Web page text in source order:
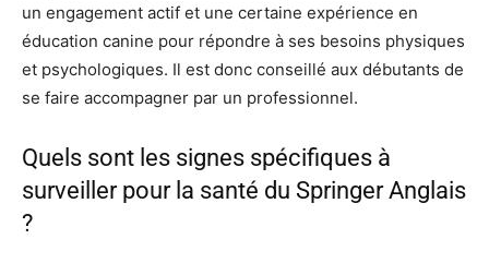
un engagement actif et une certaine expérience en
éducation canine pour répondre à ses besoins physiques
et psychologiques. Il est donc conseillé aux débutants de
se faire accompagner par un professionnel.
Quels sont les signes spécifiques à
surveiller pour la santé du Springer Anglais
?